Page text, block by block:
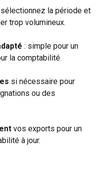
la période et
trop volumineux.
: simple pour un
la comptabilité.
si nécessaire pour
ou des
vos exports pour un
à jour.